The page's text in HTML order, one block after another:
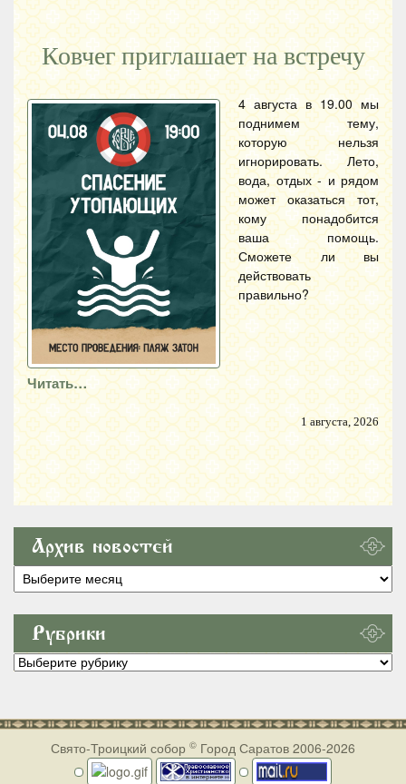
Ковчег приглашает на встречу
4 августа в 19.00 мы
поднимем тему,
которую нельзя
игнорировать. Лето,
вода, отдых - и рядом
может оказаться тот,
кому понадобится
ваша помощь.
Сможете ли вы
действовать
правильно?
Читать…
1 августа, 2026
Архив новостей
Архив
новостей
Рубрики
Рубрики
Свято-Троицкий собор © Город Саратов 2006-2026